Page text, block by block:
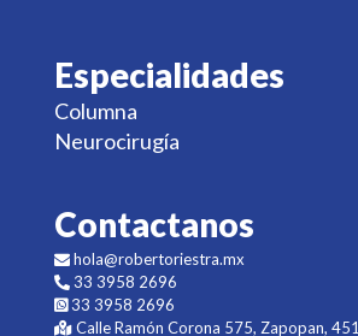
Especialidades
Columna
Neurocirugía
Contactanos
hola@robertoriestra.mx
33 3958 2696
33 3958 2696
Calle Ramón Corona 575, Zapopan,